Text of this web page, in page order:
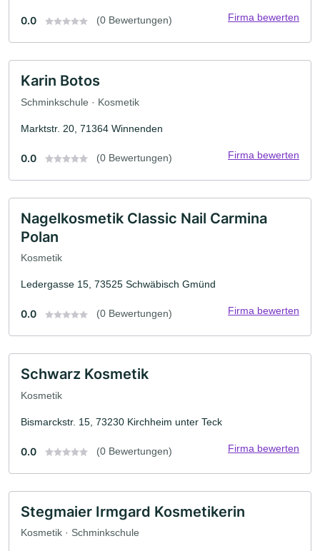
0.0 (0 Bewertungen) Firma bewerten
Karin Botos
Schminkschule · Kosmetik
Marktstr. 20, 71364 Winnenden
0.0 (0 Bewertungen) Firma bewerten
Nagelkosmetik Classic Nail Carmina
Polan
Kosmetik
Ledergasse 15, 73525 Schwäbisch Gmünd
0.0 (0 Bewertungen) Firma bewerten
Schwarz Kosmetik
Kosmetik
Bismarckstr. 15, 73230 Kirchheim unter Teck
0.0 (0 Bewertungen) Firma bewerten
Stegmaier Irmgard Kosmetikerin
Kosmetik · Schminkschule